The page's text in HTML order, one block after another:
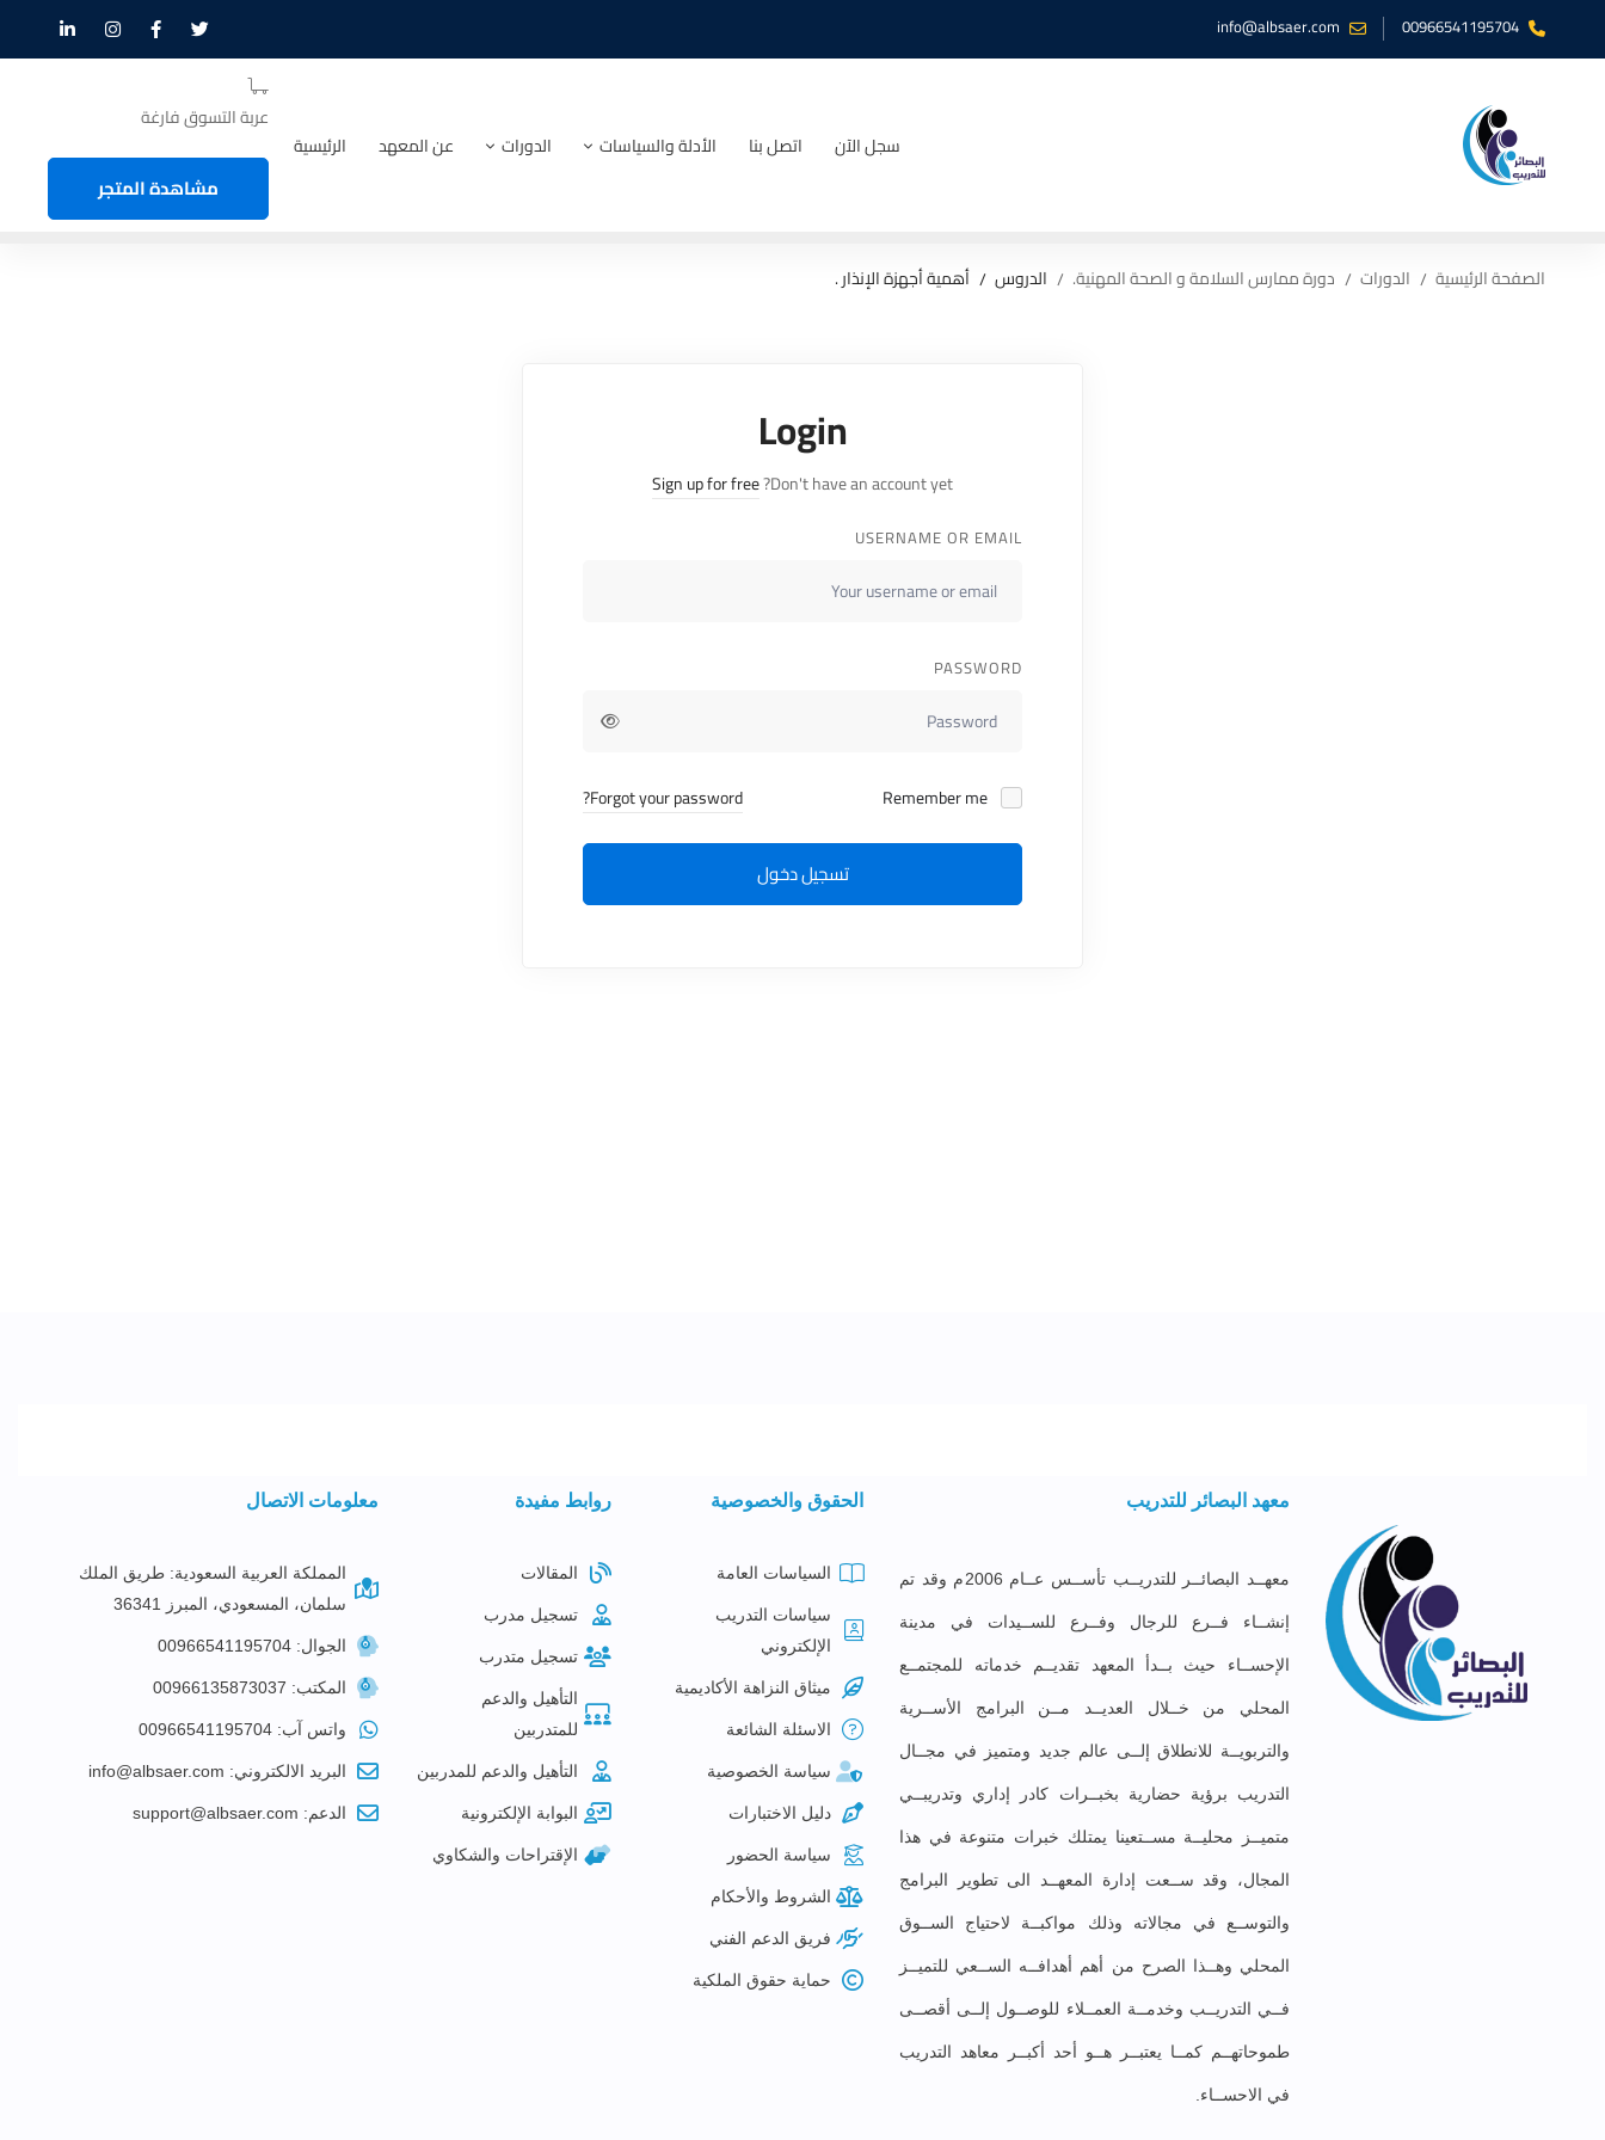
00966541195704
info@albsaer.com
سجل الآن اتصل بنا الأدلة والسياسات الدورات عن المعهد الرئيسية
عربة التسوق فارغة
مشاهدة المتجر
الصفحة الرئيسية الدورات دورة ممارس السلامة و الصحة المهنية. الدروس أهمية أجهزة الإنذار .
Login
Don't have an account yet?
Sign up for free
USERNAME OR EMAIL
PASSWORD
Forgot your password?
تسجيل دخول
معهد البصائر للتدريب
معهــد البصائــر للتدريــب تأســس عــام 2006م وقد تم
إنشــاء فــرع للرجال وفــرع للســيدات في مدينة
الإحســاء حيث بــدأ المعهد تقديــم خدماته للمجتمــع
المحلي من خــلال العديــد مــن البرامج الأســرية
والتربويــة للانطلاق إلــى عالم جديد ومتميز في مجــال
التدريب برؤية حضارية بخبــرات كادر إداري وتدريبــي
متميــز محليــة مســتعينا يمتلك خبرات متنوعة في هذا
المجال، وقد ســعت إدارة المعهــد الى تطوير البرامج
والتوســع في مجالاته وذلك مواكبــة لاحتياج الســوق
المحلي وهــذا الصرح من أهم أهدافــه الســعي للتميــز
فــي التدريــب وخدمــة العمــلاء للوصــول إلــى أقصــى
طموحاتهــم كمــا يعتبــر هــو أحد أكبــر معاهد التدريب
في الاحســاء.
الحقوق والخصوصية
السياسات العامة
سياسات التدريب
الإلكتروني
ميثاق النزاهة الأكاديمية
الاسئلة الشائعة
سياسة الخصوصية
دليل الاختبارات
سياسة الحضور
الشروط والأحكام
فريق الدعم الفني
حماية حقوق الملكية
روابط مفيدة
المقالات
تسجيل مدرب
تسجيل متدرب
التأهيل والدعم
للمتدربين
التأهيل والدعم للمدربين
البوابة الإلكترونية
الإقتراحات والشكاوي
معلومات الاتصال
المملكة العربية السعودية: طريق الملك
سلمان، المسعودي، المبرز 36341
الجوال: 00966541195704
المكتب: 00966135873037
واتس آب: 00966541195704
البريد الالكتروني: info@albsaer.com
الدعم: support@albsaer.com